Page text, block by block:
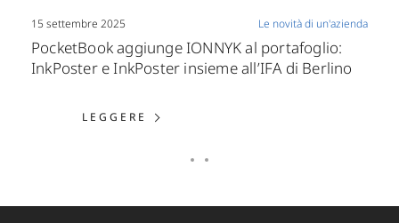
15 settembre 2025 Le novità di un'azienda
PocketBook aggiunge IONNYK al portafoglio:
InkPoster e InkPoster insieme all’IFA di Berlino
LEGGERE LEGGERE: POCKETBOOK